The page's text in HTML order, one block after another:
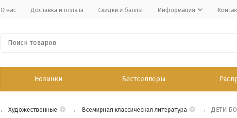
О нас Доставка и оплата Скидки и баллы Информация
Новинки Бестселлеры
Художественные Всемирная классическая литература ДЕТИ